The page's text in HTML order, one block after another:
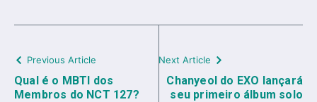
Previous Article
Qual é o MBTI dos
Membros do NCT 127?
Next Article
Chanyeol do EXO lançará
seu primeiro álbum solo